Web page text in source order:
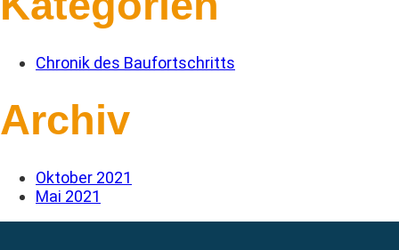
Chronik des Baufortschritts
Archiv
Oktober 2021
Mai 2021